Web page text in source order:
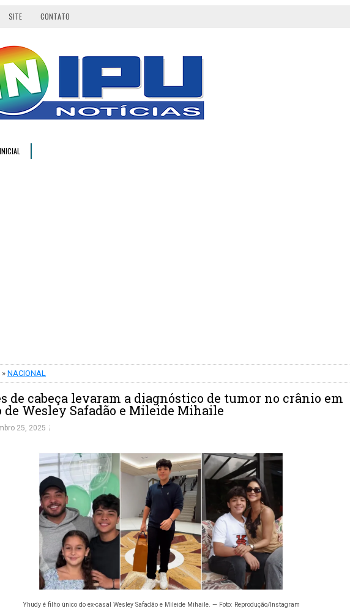
SITE CONTATO
» NACIONAL
de cabeça levaram a diagnóstico de tumor no crânio em
Wesley Safadão e Mileide Mihaile
25, 2025
Yhudy é filho único do ex-casal Wesley Safadão e Mileide Mihaile. — Foto: Reprodução/Instagram